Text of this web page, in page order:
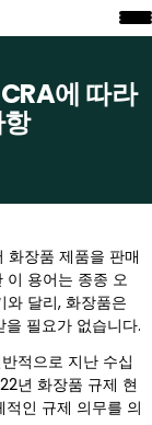
에 따라
화장품 제품을 판매
이 용어는 종종 오
와 달리, 화장품은
필요가 없습니다.
적으로 지난 수십
년 화장품 규제 현
인 규제 의무를 의